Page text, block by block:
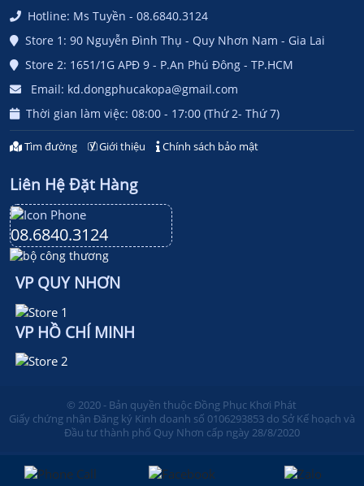
Hotline: Ms Tuyền - 08.6840.3124
Store 1: 90 Nguyễn Đình Thụ - Quy Nhơn Nam - Gia Lai
Store 2: 1651/1G APĐ 9 - P.An Phú Đông - TP.HCM
Email: kd.dongphucakopa@gmail.com
Thời gian làm việc: 08:00 - 17:00 (Thứ 2- Thứ 7)
Tìm đường Giới thiệu Chính sách bảo mật
Liên Hệ Đặt Hàng
08.6840.3124
VP QUY NHƠN
VP HỒ CHÍ MINH
© 2020 - Bản quyền thuộc Đồng Phục Khơi Phát
Giấy chứng nhận Đăng ký Kinh doanh số 0106293853 do Sở Kế hoạch và
Đầu tư thành phố Quy Nhơn cấp ngày 28/8/2020